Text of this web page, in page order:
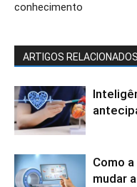
conhecimento
ARTIGOS RELACIONADOS
Como
mudar